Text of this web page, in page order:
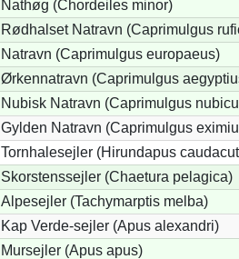
Nathøg (Chordeiles minor)
Rødhalset Natravn (Caprimulgus
Natravn (Caprimulgus europaeus)
Ørkennatravn (Caprimulgus
Nubisk Natravn (Caprimulgus
Gylden Natravn (Caprimulgus
Tornhalesejler (Hirundapus
Skorstenssejler (Chaetura pelagica)
Alpesejler (Tachymarptis melba)
Kap Verde-sejler (Apus alexandri)
Mursejler (Apus apus)